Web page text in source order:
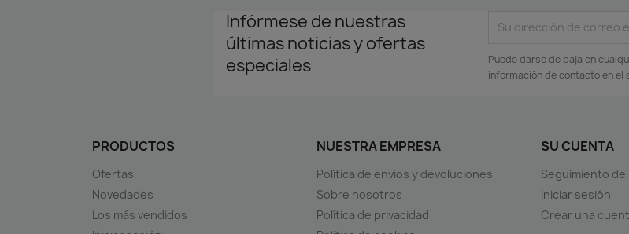
Infórmese de nuestras
últimas noticias y ofertas
especiales
Puede darse de baja en
información de contacto en el
PRODUCTOS
Ofertas
Novedades
Los más vendidos
NUESTRA EMPRESA
Política de envíos y devoluciones
Sobre nosotros
Política de privacidad
SU CUENTA
Seguimiento
Iniciar sesión
Crear una